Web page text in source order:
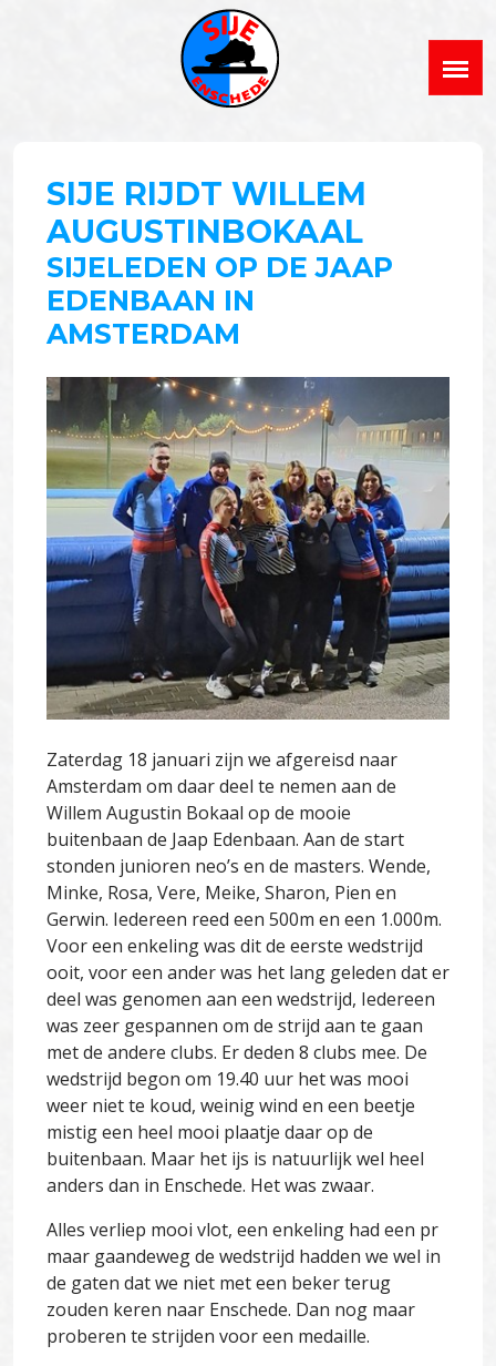
SIJE RIJDT WILLEM
AUGUSTINBOKAAL
SIJELEDEN OP DE JAAP
EDENBAAN IN
AMSTERDAM
Zaterdag 18 januari zijn we afgereisd naar
Amsterdam om daar deel te nemen aan de
Willem Augustin Bokaal op de mooie
buitenbaan de Jaap Edenbaan. Aan de start
stonden junioren neo’s en de masters. Wende,
Minke, Rosa, Vere, Meike, Sharon, Pien en
Gerwin. Iedereen reed een 500m en een 1.000m.
Voor een enkeling was dit de eerste wedstrijd
ooit, voor een ander was het lang geleden dat er
deel was genomen aan een wedstrijd, Iedereen
was zeer gespannen om de strijd aan te gaan
met de andere clubs. Er deden 8 clubs mee. De
wedstrijd begon om 19.40 uur het was mooi
weer niet te koud, weinig wind en een beetje
mistig een heel mooi plaatje daar op de
buitenbaan. Maar het ijs is natuurlijk wel heel
anders dan in Enschede. Het was zwaar.
Alles verliep mooi vlot, een enkeling had een pr
maar gaandeweg de wedstrijd hadden we wel in
de gaten dat we niet met een beker terug
zouden keren naar Enschede. Dan nog maar
proberen te strijden voor een medaille.